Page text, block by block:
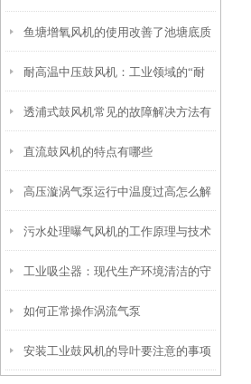
析
鱼塘增氧风机的使用改善了池塘底质
耐高温中压鼓风机：工业领域的“耐
热勇士”
透浦式鼓风机常见的故障解决方法有
哪些？
直流鼓风机的特点有哪些
高压漩涡气泵运行中温度过高怎么解
决
污水处理曝气风机的工作原理与技术
优势
工业吸尘器：现代生产环境清洁的守
护者
如何正常操作涡流气泵
安装工业鼓风机的导叶要注意的事项